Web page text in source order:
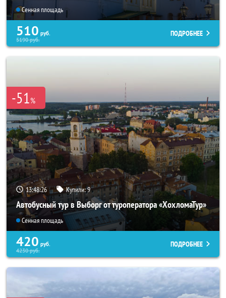
Сенная площадь
510 руб.
5190руб.
ПОДРОБНЕЕ
-51%
13:48:25 Купили:9
Автобусный тур в Выборг от туроператора «ХохломаТур»
Сенная площадь
420 руб.
4230руб.
ПОДРОБНЕЕ